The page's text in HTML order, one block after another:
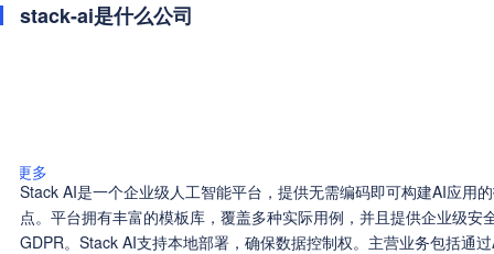
stack-ai是什么公司
更多
Stack AI是一个企业级人工智能平台，提供无需编码即可构建AI应用
点。平台拥有丰富的模板库，覆盖多种实际用例，并且提供企业级安
GDPR。Stack AI支持本地部署，确保数据控制权。主营业务包括通